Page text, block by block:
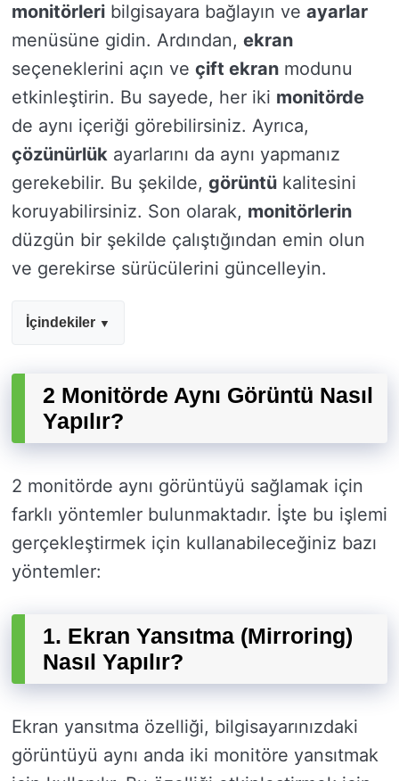
monitörleri bilgisayara bağlayın ve ayarlar
menüsüne gidin. Ardından, ekran
seçeneklerini açın ve çift ekran modunu
etkinleştirin. Bu sayede, her iki monitörde
de aynı içeriği görebilirsiniz. Ayrıca,
çözünürlük ayarlarını da aynı yapmanız
gerekebilir. Bu şekilde, görüntü kalitesini
koruyabilirsiniz. Son olarak, monitörlerin
düzgün bir şekilde çalıştığından emin olun
ve gerekirse sürücülerini güncelleyin.
İçindekiler
2 Monitörde Aynı Görüntü Nasıl
Yapılır?
2 monitörde aynı görüntüyü sağlamak için
farklı yöntemler bulunmaktadır. İşte bu işlemi
gerçekleştirmek için kullanabileceğiniz bazı
yöntemler:
1. Ekran Yansıtma (Mirroring)
Nasıl Yapılır?
Ekran yansıtma özelliği, bilgisayarınızdaki
görüntüyü aynı anda iki monitöre yansıtmak